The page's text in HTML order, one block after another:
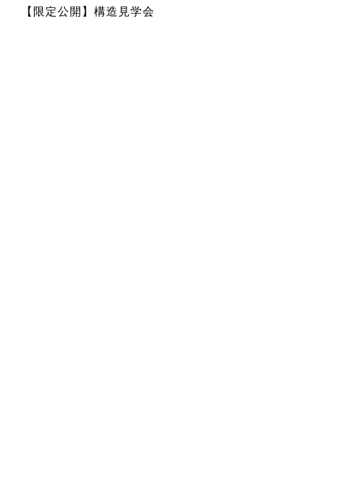
【限定公開】構造見学会